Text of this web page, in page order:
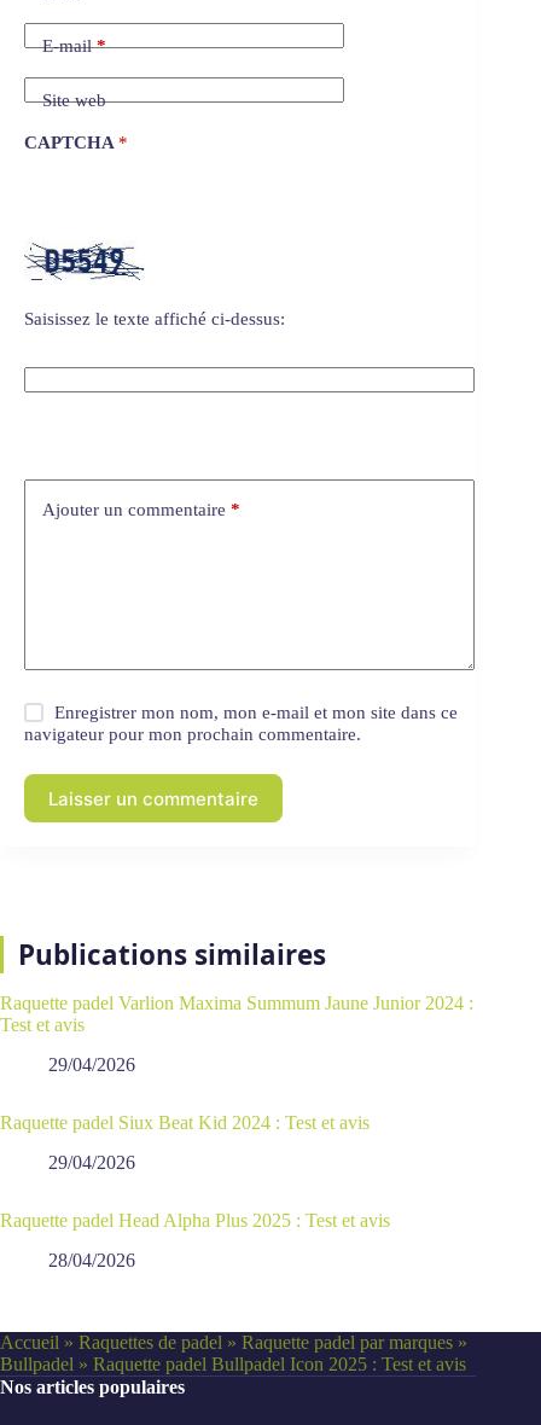
E-mail*
Site web
CAPTCHA *
Saisissez le texte affiché ci-dessus:
Ajouter un commentaire *
Enregistrer mon nom, mon e-mail et mon site dans ce
navigateur pour mon prochain commentaire.
Laisser un commentaire
Publications similaires
Raquette padel Varlion Maxima Summum Jaune Junior 2024 :
Test et avis
29/04/2026
Raquette padel Siux Beat Kid 2024 : Test et avis
29/04/2026
Raquette padel Head Alpha Plus 2025 : Test et avis
28/04/2026
Accueil » Raquettes de padel » Raquette padel par marques »
Bullpadel » Raquette padel Bullpadel Icon 2025 : Test et avis
Nos articles populaires